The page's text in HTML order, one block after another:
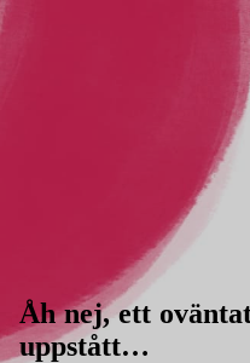
Åh nej, ett
uppstått…